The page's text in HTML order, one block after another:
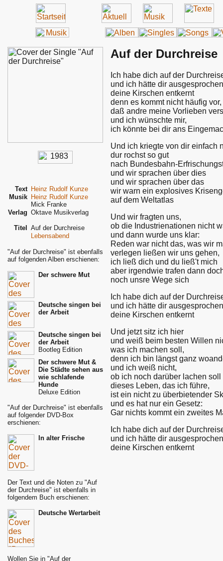
Text Heinz Rudolf Kunze
Musik Heinz Rudolf Kunze
Mick Franke
Verlag Oktave Musikverlag
Titel
Auf der Durchreise
Lebensabend
"Auf der Durchreise" ist ebenfalls
auf folgenden Alben erschienen:
Der schwere Mut
Deutsche singen bei
der Arbeit
Deutsche singen bei
der Arbeit
Bootleg Edition
Der schwere Mut &
Die Städte sehen aus
wie schlafende
Hunde
Deluxe Edition
"Auf der Durchreise" ist ebenfalls
auf folgender DVD-Box
erschienen:
In alter Frische
Der Text und die Noten zu "Auf
der Durchreise" ist ebenfalls in
folgendem Buch erschienen:
Deutsche Wertarbeit
Wollen Sie in "Auf der
Auf der Durchreise
Ich habe dich auf der
und ich hätte dir
deine Kirschen entkernt
denn es kommt nicht häufig vor,
daß andre meine Vorlieben
und ich wünschte mir,
ich könnte bei dir ans
Und ich kriegte von dir einfach
dur rochst so gut
nach Bundesbahn-
und wir sprachen über dies
und wir sprachen über das
wir warn ein explosives
auf dem Weltatlas
Und wir fragten uns,
ob die Industrienationen nicht
und dann wurde uns klar:
Reden war nicht das, was wir
verlegen ließen wir uns gehen,
ich ließ dich und du ließ't mich
aber irgendwie trafen dann
noch unsre Wege sich
Ich habe dich auf der
und ich hätte dir
deine Kirschen entkernt
Und jetzt sitz ich hier
und weiß beim besten Willen
was ich machen soll,
denn ich bin längst ganz
und ich weiß nicht,
ob ich noch darüber lachen soll
dieses Leben, das ich führe,
ist ein nicht zu überbietender
und es hat nur ein Gesetz:
Gar nichts kommt ein zweites
Ich habe dich auf der
und ich hätte dir
deine Kirschen entkernt